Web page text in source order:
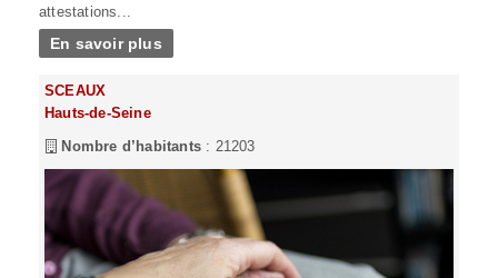
attestations...
En savoir plus
SCEAUX
Hauts-de-Seine
Nombre d’habitants : 21203